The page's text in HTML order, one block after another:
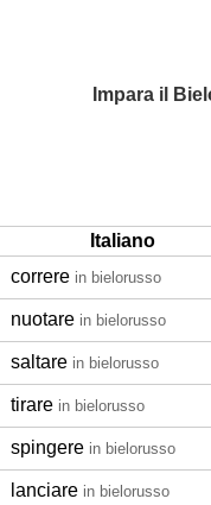
Impara il
Italiano
correre in bielorusso
nuotare in bielorusso
saltare in bielorusso
tirare in bielorusso
spingere in bielorusso
lanciare in bielorusso